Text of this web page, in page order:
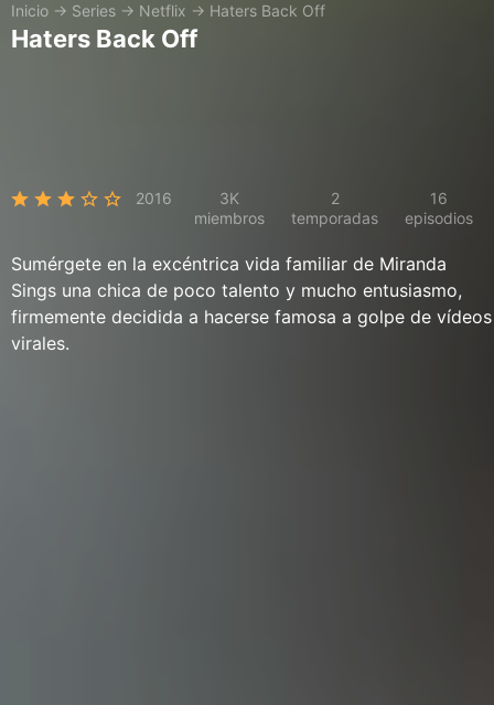
Inicio → Series → Netflix → Haters Back Off
Haters Back Off
2016
3K
miembros
2
temporadas
16
episodios
Sumérgete en la excéntrica vida familiar de Miranda
Sings una chica de poco talento y mucho entusiasmo,
firmemente decidida a hacerse famosa a golpe de vídeos
virales.